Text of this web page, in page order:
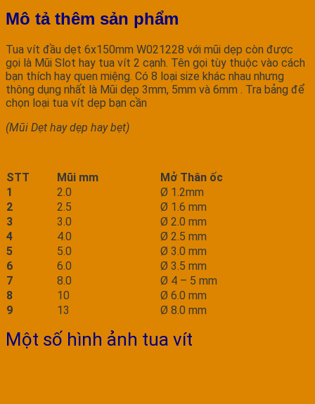
Mô tả thêm sản phẩm
Tua vít đầu dẹt 6x150mm W021228 với mũi dẹp còn được
gọi là Mũi Slot hay tua vít 2 cạnh. Tên gọi tùy thuộc vào cách
bạn thích hay quen miệng. Có 8 loại size khác nhau nhưng
thông dụng nhất là Mũi dẹp 3mm, 5mm và 6mm . Tra bảng để
chọn loại tua vít dẹp bạn cần
(Mũi Dẹt hay dẹp hay bẹt)
STT Mũi mm
Mở Thân ốc
1
2.0
Ø 1.2mm
2
2.5
Ø 1.6 mm
3
3.0
Ø 2.0 mm
4
4.0
Ø 2.5 mm
5
5.0
Ø 3.0 mm
6
6.0
Ø 3.5 mm
7
8.0
Ø 4 – 5 mm
8
10
Ø 6.0 mm
9
13 Ø 8.0 mm
Một số hình ảnh tua vít